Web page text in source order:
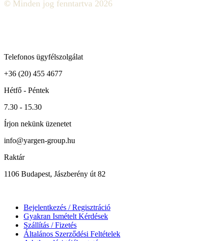
© Minden jog fenntartva 2026
Telefonos ügyfélszolgálat
+36 (20) 455 4677
Hétfő - Péntek
7.30 - 15.30
Írjon nekünk üzenetet
info@yargen-group.hu
Raktár
1106 Budapest, Jászberény út 82
Bejelentkezés / Regisztráció
Gyakran Ismételt Kérdések
Szállítás / Fizetés
Általános Szerződési Feltételek